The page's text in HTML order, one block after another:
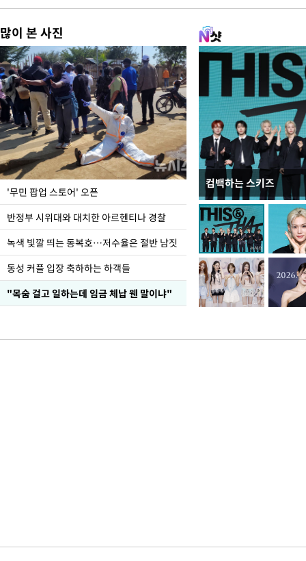
많이 본 사진
'무민 팝업 스토어' 오픈
반정부 시위대와 대치한 아르헨티나 경찰
녹색 빛깔 띄는 동복호…저수율은 절반 남짓
동성 커플 입장 축하하는 하객들
"목숨 걸고 일하는데 임금 체납 웬 말이냐"
컴백하는 스키즈
지석천 뒤덮은 개구리